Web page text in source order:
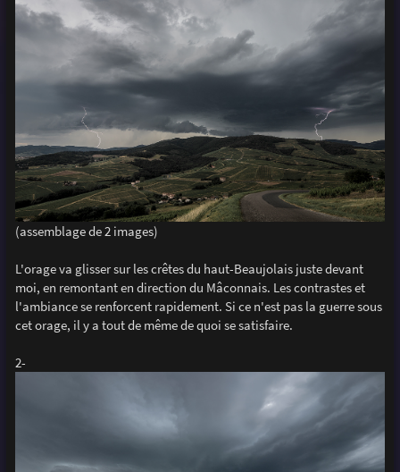
(assemblage de 2 images)
L'orage va glisser sur les crêtes du haut-Beaujolais juste devant
moi, en remontant en direction du Mâconnais. Les contrastes et
l'ambiance se renforcent rapidement. Si ce n'est pas la guerre sous
cet orage, il y a tout de même de quoi se satisfaire.
2-